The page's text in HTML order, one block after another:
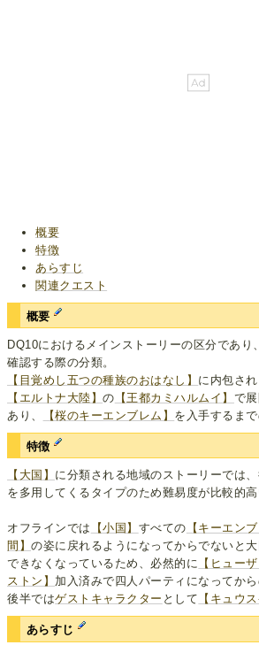
概要
特徴
あらすじ
関連クエスト
概要
DQ10におけるメインストーリーの区分であり、
確認する際の分類。
【目覚めし五つの種族のおはなし】 に内包され
【エルトナ大陸】の 【王都カミハルムイ】 で
あり、
【桜のキーエンブレム】 を入手するまで
特徴
【大国】 に分類される地域のストーリーでは
を多用してくるタイプのため難易度が比較的高
オフラインでは 【小国】 すべての 【キーエンブ
間】の姿に戻れるようになってからでないと
できなくなっているため、必然的に 【ヒューザ
ストン】 加入済みで四人パーティになってから
後半ではゲストキャラクター として 【キュウス
あらすじ